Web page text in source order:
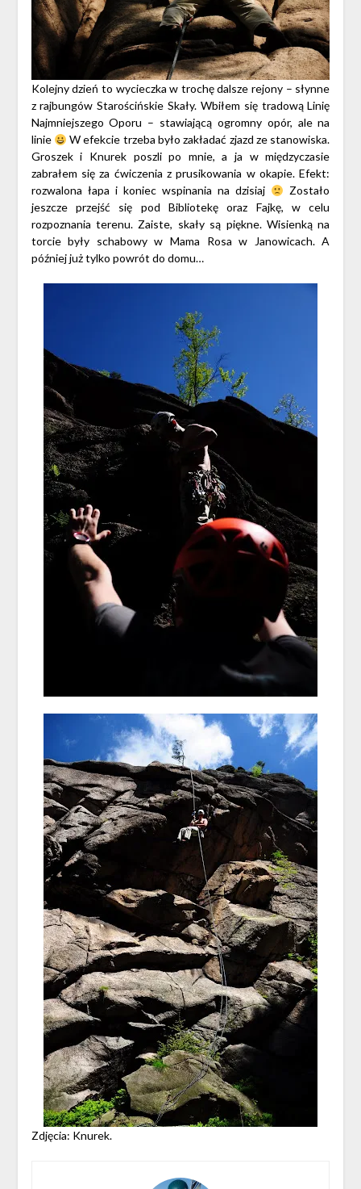
Kolejny dzień to wycieczka w trochę dalsze rejony – słynne
z rajbungów Starościńskie Skały. Wbiłem się tradową Linię
Najmniejszego Oporu – stawiającą ogromny opór, ale na
linie
W efekcie trzeba było zakładać zjazd ze stanowiska.
Groszek i Knurek poszli po mnie, a ja w międzyczasie
zabrałem się za ćwiczenia z prusikowania w okapie. Efekt:
rozwalona łapa i koniec wspinania na dzisiaj
Zostało
jeszcze przejść się pod Bibliotekę oraz Fajkę, w celu
rozpoznania terenu. Zaiste, skały są piękne. Wisienką na
torcie były schabowy w Mama Rosa w Janowicach. A
później już tylko powrót do domu…
Zdjęcia: Knurek.